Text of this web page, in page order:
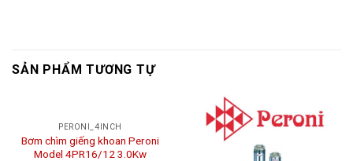
SẢN PHẨM TƯƠNG TỰ
PERONI_4INCH
Bơm chìm giếng khoan Peroni
Model 4PR16/12 3.0Kw